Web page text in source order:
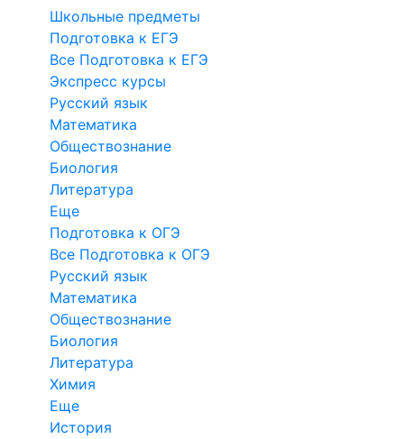
Школьные предметы
Подготовка к ЕГЭ
Все Подготовка к ЕГЭ
Экспресс курсы
Русский язык
Математика
Обществознание
Биология
Литература
Еще
Подготовка к ОГЭ
Все Подготовка к ОГЭ
Русский язык
Математика
Обществознание
Биология
Литература
Химия
Еще
История